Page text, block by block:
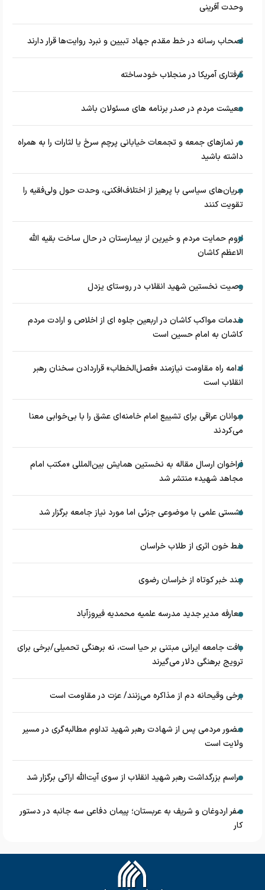
وحدت آفرینی
اصحاب رسانه در خط مقدم جهاد تبیین و نبرد روایت‌ها قرار دارند
گرفتاری آمریکا در منجلاب خودساخته
معیشت مردم در صدر برنامه های مسئولان باشد
در نماز‌های جمعه و تجمعات خیابانی پرچم سرخ یا لثارات را به همراه
داشته باشید
جریان‌های سیاسی با پرهیز از اختلاف‌افکنی، وحدت حول ولی‌فقیه را
تقویت کنند
لزوم حمایت مردم و خیرین از بیمارستان در حال ساخت بقیه الله
الاعظم کاشان
وصیت نخستین شهید انقلاب در روستای یزدل
خدمات مواکب کاشان در اربعین جلوه ای از اخلاص و ارادت مردم
کاشان به امام حسین است
ادامه راه مقاومت نیازمند «فصل‌الخطاب» قراردادن سخنان رهبر
انقلاب است
جوانان عراقی برای تشییع امام خامنه‌ای عشق را با بی‌خوابی معنا
می‌کردند
فراخوان ارسال مقاله به نخستین همایش بین‌المللی «مکتب امام
مجاهد شهید» منتشر شد
نشستی علمی با موضوعی جزئی اما مورد نیاز جامعه برگزار شد
خط خون اثری از طلاب خراسان
چند خبر کوتاه از خراسان رضوی
معارفه مدیر جدید مدرسه علمیه محمدیه فیروزآباد
بافت جامعه ایرانی مبتنی بر حیا است، نه برهنگی تحمیلی/برخی برای
ترویج برهنگی دلار می‌گیرند
برخی وقیحانه دم از مذاکره می‌زنند/ عزت در مقاومت است
حضور مردمی پس از شهادت رهبر شهید تداوم مطالبه‌گری در مسیر
ولایت است
مراسم بزرگداشت رهبر شهید انقلاب از سوی آیت‌الله اراکی برگزار شد
سفر اردوغان و شریف به عربستان؛ پیمان دفاعی سه جانبه در دستور
کار